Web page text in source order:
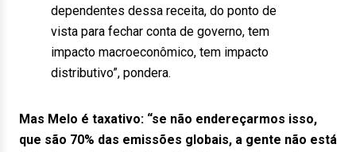
dependentes dessa receita, do ponto de
vista para fechar conta de governo, tem
impacto macroeconômico, tem impacto
distributivo”, pondera.
Mas Melo é taxativo: “se não endereçarmos isso,
que são 70% das emissões globais, a gente não está